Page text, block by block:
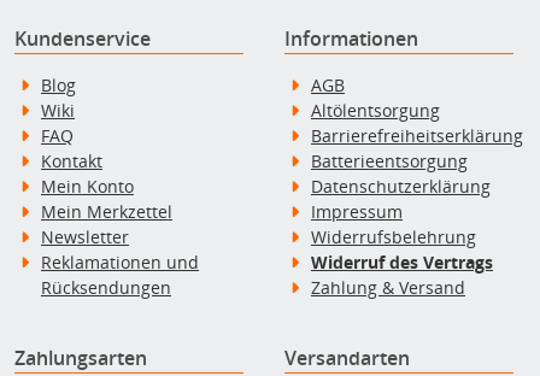
Kundenservice
Blog
Wiki
FAQ
Kontakt
Mein Konto
Mein Merkzettel
Newsletter
Reklamationen und
Rücksendungen
Informationen
AGB
Altölentsorgung
Barrierefreiheitserklärung
Batterieentsorgung
Datenschutzerklärung
Impressum
Widerrufsbelehrung
Widerruf des Vertrags
Zahlung & Versand
Zahlungsarten Versandarten